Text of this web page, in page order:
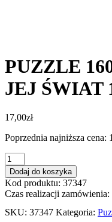
PUZZLE
JEJ ŚWIAT
17,00zł
Poprzednia najniższa cena:
ilość
PUZZLE
160
EL.
BARBIE
I
Dodaj do koszyka
Kod produktu: 37347
Czas realizacji zamówienia:
SKU: 37347 Kategoria: